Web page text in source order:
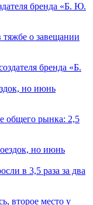
бренда «Б. Ю.
тяжбе о завещании
но июнь
общего рынка: 2,5
в 3,5 раза за два
второе место у